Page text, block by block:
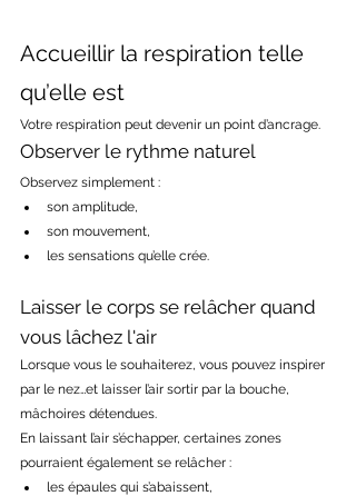
Accueillir la respiration telle
qu’elle est
Votre respiration peut devenir un point d’ancrage.
Observer le rythme naturel
Observez simplement :
son amplitude,
son mouvement,
les sensations qu’elle crée.
Laisser le corps se relâcher quand
vous lâchez l'air
Lorsque vous le souhaiterez, vous pouvez inspirer
par le nez…et laisser l’air sortir par la bouche,
mâchoires détendues.
En laissant l’air s’échapper, certaines zones
pourraient également se relâcher :
les épaules qui s’abaissent,